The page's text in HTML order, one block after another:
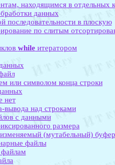
находящимся в отдельных
данных
последовательности в плоскую
по слитым
whileитератором
или символом конца строки
нет
вывода над строками
с данными
размера
(мутабельный) буфер
файлы